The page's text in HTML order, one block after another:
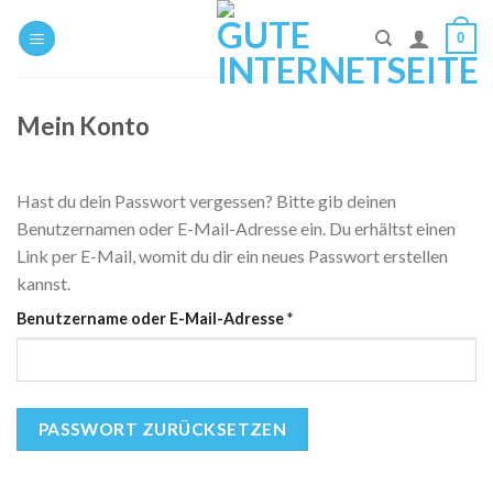
Inhalt
0
Mein Konto
Hast du dein Passwort vergessen? Bitte gib deinen
Benutzernamen oder E-Mail-Adresse ein. Du erhältst einen
Link per E-Mail, womit du dir ein neues Passwort erstellen
kannst.
Benutzername oder E-Mail-Adresse*Erforderlich
PASSWORT ZURÜCKSETZEN